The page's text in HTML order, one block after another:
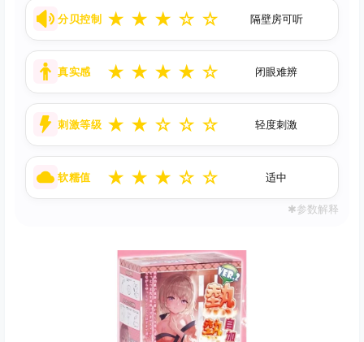
分贝控制 ★ ★ ★ ☆ ☆ 隔壁房可听
真实感 ★ ★ ★ ★ ☆ 闭眼难辨
刺激等级 ★ ★ ☆ ☆ ☆ 轻度刺激
软糯值 ★ ★ ★ ☆ ☆ 适中
✱参数解释